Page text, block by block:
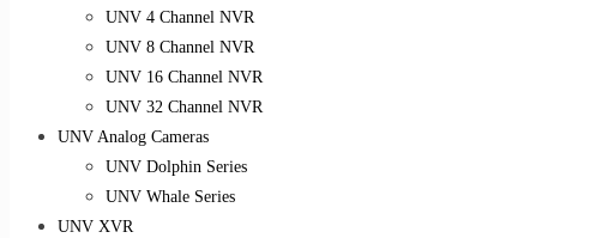
UNV 4 Channel NVR
UNV 8 Channel NVR
UNV 16 Channel NVR
UNV 32 Channel NVR
UNV Analog Cameras
UNV Dolphin Series
UNV Whale Series
UNV XVR